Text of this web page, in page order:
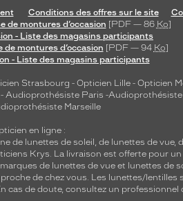
Conditions des offres sur le site
de montures d’occasion [PDF — 86 Ko]
- Liste des magasins participants
montures d’occasion [PDF — 94 Ko]
- Liste des magasins participants
Strasbourg - Opticien Lille - Opticien
- Audioprothésiste Paris -Audioprothésiste
Marseille
en ligne :
de lunettes de soleil, de lunettes de vue,
Krys. La livraison est offerte pour
de lunettes de vue et lunettes de
de chez vous. Les lunettes/lentilles
cas de doute, consultez un professionnel